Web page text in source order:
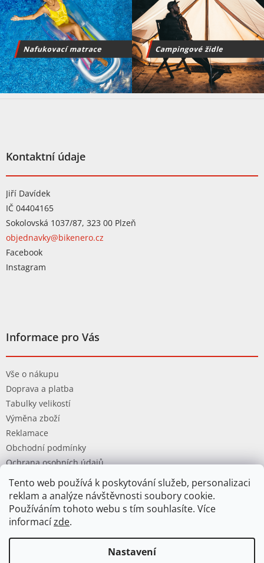
Tento web používá k poskytování služeb, personalizaci
reklam a analýze návštěvnosti soubory cookie.
Používáním tohoto webu s tím souhlasíte. Více
informacízde.
Nastavení
Kontaktní údaje
Jiří Davídek
IČ 04404165
Sokolovská 1037/87, 323 00 Plzeň
objednavky@bikenero.cz
Facebook
Instagram
Informace pro Vás
Vše o nákupu
Doprava a platba
Tabulky velikostí
Výměna zboží
Reklamace
Obchodní podmínky
Ochrana osobních údajů